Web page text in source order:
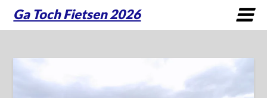
Ga Toch Fietsen 2026